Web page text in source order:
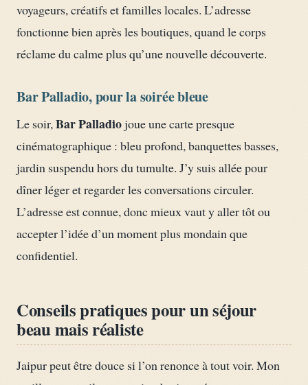
voyageurs, créatifs et familles locales. L’adresse
fonctionne bien après les boutiques, quand le corps
réclame du calme plus qu’une nouvelle découverte.
Bar Palladio, pour la soirée bleue
Le soir, Bar Palladiojoue une carte presque
cinématographique : bleu profond, banquettes basses,
jardin suspendu hors du tumulte. J’y suis allée pour
dîner léger et regarder les conversations circuler.
L’adresse est connue, donc mieux vaut y aller tôt ou
accepter l’idée d’un moment plus mondain que
confidentiel.
Conseils pratiques pour un séjour
beau mais réaliste
Jaipur peut être douce si l’on renonce à tout voir. Mon